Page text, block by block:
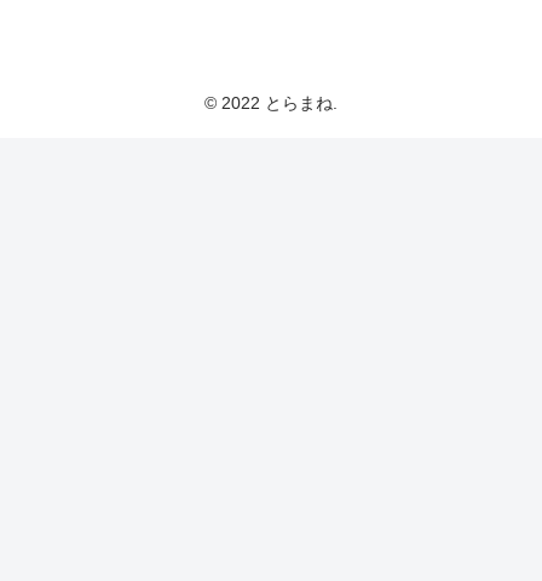
© 2022 とらまね.